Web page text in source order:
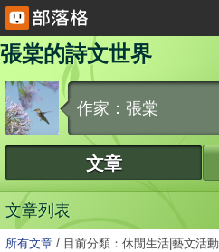
張棠的詩文世界
作家：張棠
文章
文章列表
所有文章 / 目前分類：休閒生活|藝文活動